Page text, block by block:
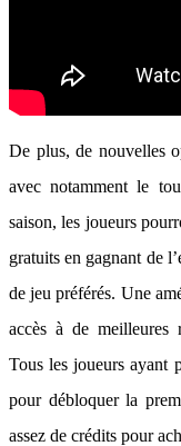
De plus, de nouvelles
avec notamment le
saison, les joueurs
gratuits en gagnant de
de jeu préférés. Une
accès à de meilleures
Tous les joueurs ayant
pour débloquer la
assez de crédits pour